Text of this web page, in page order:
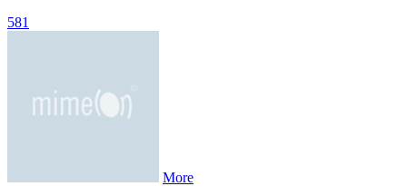
581
More